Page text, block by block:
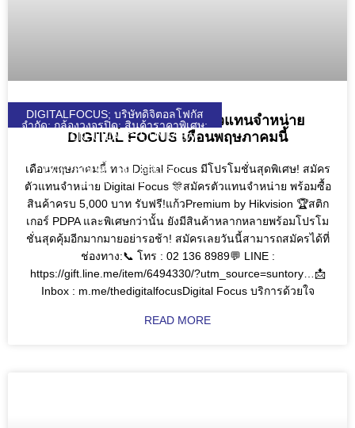
DIGITALFOCUS; บริษัทดิจิตอลโฟกัส
จำกัด; กล้องวงจรปิด; สินค้าราคาพิเศษ;
HIKVISION; UNIARCH; UNIVIEW;
SEAGATE; VIVOTEK; VIEWSONIC;
DGF; SOLAR; SOLARCELL;
QUICKTRONL;
โปรโมชั่นสุดพิเศษ! สมัครตัวแทนจำหน่าย
DIGITAL FOCUS เดือนพฤษภาคมนี้
เดือนพฤษภาคมนี้ ทาง Digital Focus มีโปรโมชั่นสุดพิเศษ! สมัคร
ตัวแทนจำหน่าย Digital Focus 🎊สมัครตัวแทนจำหน่าย พร้อมซื้อ
สินค้าครบ 5,000 บาท รับฟรี!แก้วPremium by Hikvision 🏆สติก
เกอร์ PDPA และพิเศษกว่านั้น ยังมีสินค้าหลากหลายพร้อมโปรโม
ชั่นสุดคุ้มอีกมากมายอย่ารอช้า! สมัครเลยวันนี้สามารถสมัครได้ที่
ช่องทาง:📞 โทร : 02 136 8989💬 LINE :
https://gift.line.me/item/6494330/?utm_source=suntory…📩
Inbox : m.me/thedigitalfocusDigital Focus บริการด้วยใจ
READ MORE